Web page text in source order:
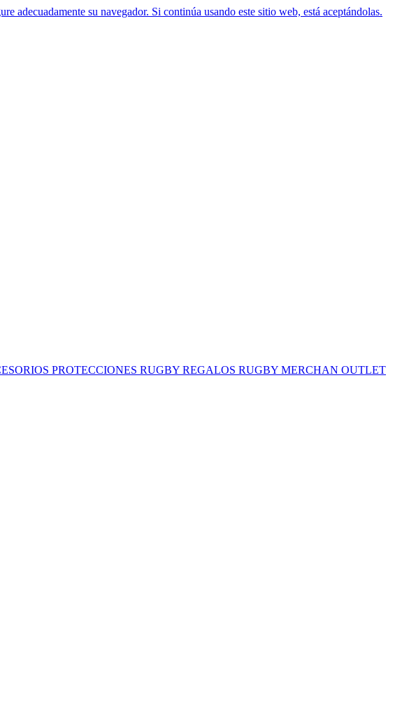
adecuadamente su navegador. Si continúa usando este sitio web, está aceptándolas.
PROTECCIONES RUGBY REGALOS RUGBY MERCHAN OUTLET